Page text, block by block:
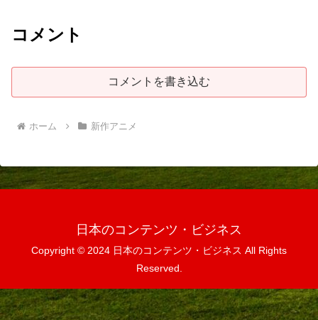
コメント
コメントを書き込む
ホーム 新作アニメ
日本のコンテンツ・ビジネス
Copyright © 2024 日本のコンテンツ・ビジネス All Rights
Reserved.